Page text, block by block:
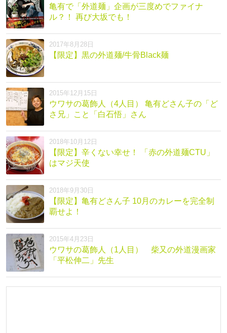
亀有で「外道麺」企画が三度めでファイナ
ル？！ 再び大坂でも！
2017年8月28日
【限定】黒の外道麺/牛骨Black麺
2015年12月15日
ウワサの葛飾人（4人目） 亀有どさん子の「ど
さ兄」こと「白石悟」さん
2018年10月12日
【限定】辛くない幸せ！ 「赤の外道麺CTU」
はマジ天使
2018年9月30日
【限定】亀有どさん子 10月のカレーを完全制
覇せよ！
2015年4月23日
ウワサの葛飾人（1人目） 柴又の外道漫画家
「平松伸二」先生